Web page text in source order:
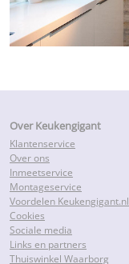
Over Keukengigant
Klantenservice
Over ons
Inmeetservice
Montageservice
Voordelen Keukengigant.nl
Cookies
Sociale media
Links en partners
Thuiswinkel Waarborg